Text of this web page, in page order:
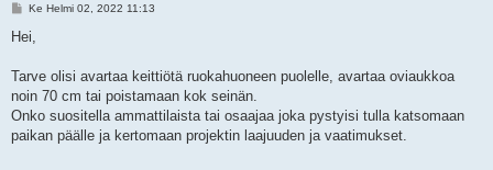
V
e
i
Ke Helmi 02, 2022 11:13
Hei,
Tarve olisi avartaa keittiötä ruokahuoneen puolelle, avartaa oviaukkoa
noin 70 cm tai poistamaan kok seinän.
Onko suositella ammattilaista tai osaajaa joka pystyisi tulla katsomaan
paikan päälle ja kertomaan projektin laajuuden ja vaatimukset.